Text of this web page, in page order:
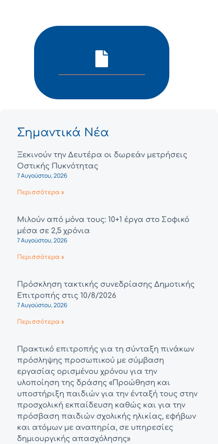
Σημαντικά Νέα
Ξεκινούν την Δευτέρα οι δωρεάν μετρήσεις
Οστικής Πυκνότητας
7 Αυγούστου, 2026
Περισσότερα »
Μιλούν από μόνα τους: 10+1 έργα στο Σοφικό
μέσα σε 2,5 χρόνια
7 Αυγούστου, 2026
Περισσότερα »
Πρόσκληση τακτικής συνεδρίασης Δημοτικής
Επιτροπής στις 10/8/2026
7 Αυγούστου, 2026
Περισσότερα »
Πρακτικό επιτροπής για τη σύνταξη πινάκων
πρόσληψης προσωπικού με σύμβαση
εργασίας ορισμένου χρόνου για την
υλοποίηση της δράσης «Προώθηση και
υποστήριξη παιδιών για την ένταξή τους στην
προσχολική εκπαίδευση καθώς και για την
πρόσβαση παιδιών σχολικής ηλικίας, εφήβων
και ατόμων με αναπηρία, σε υπηρεσίες
δημιουργικής απασχόλησης»